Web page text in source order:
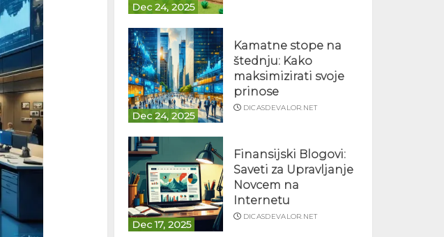
Dec 24, 2025
Dec 24, 2025
Kamatne stope na
štednju: Kako
maksimizirati svoje
prinose
DICASDEVALOR.NET
Dec 17, 2025
Finansijski Blogovi:
Saveti za Upravljanje
Novcem na
Internetu
DICASDEVALOR.NET